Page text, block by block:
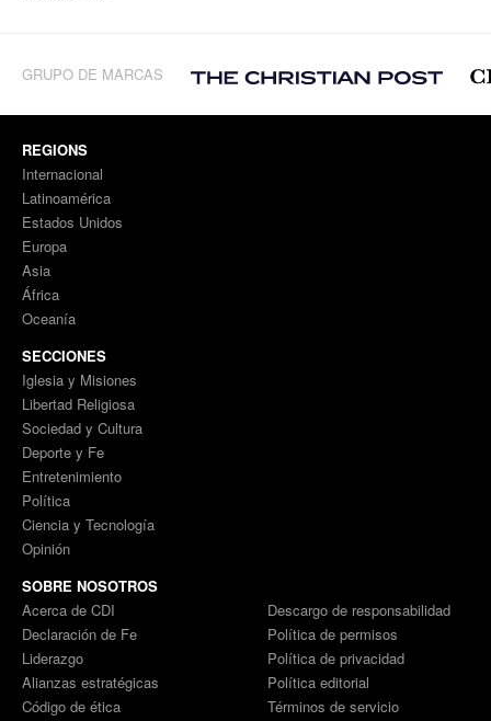
GRUPO DE MARCAS
REGIONS
Internacional
Latinoamérica
Estados Unidos
Europa
Asia
África
Oceanía
SECCIONES
Iglesia y Misiones
Libertad Religiosa
Sociedad y Cultura
Deporte y Fe
Entretenimiento
Política
Ciencia y Tecnología
Opinión
SOBRE NOSOTROS
Acerca de CDI
Declaración de Fe
Liderazgo
Alianzas estratégicas
Código de ética
Descargo de responsabilidad
Política de permisos
Política de privacidad
Política editorial
Términos de servicio